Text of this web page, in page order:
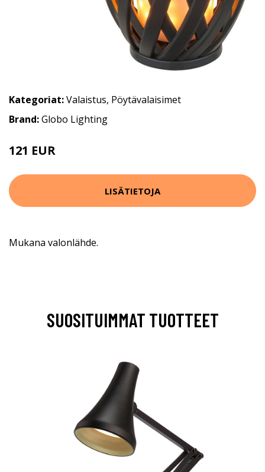
Kategoriat:Valaistus, Pöytävalaisimet
Brand:Globo Lighting
121 EUR
LISÄTIETOJA
Mukana valonlähde.
SUOSITUIMMAT TUOTTEET